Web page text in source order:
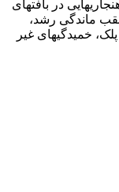
در بافتهای
ماندگی رشد،
خمیدگیهای غیر